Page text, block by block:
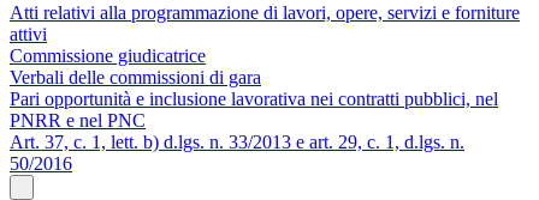
Atti relativi alla programmazione di lavori, opere, servizi e forniture
attivi
Commissione giudicatrice
Verbali delle commissioni di gara
Pari opportunità e inclusione lavorativa nei contratti pubblici, nel
PNRR e nel PNC
Art. 37, c. 1, lett. b) d.lgs. n. 33/2013 e art. 29, c. 1, d.lgs. n.
50/2016